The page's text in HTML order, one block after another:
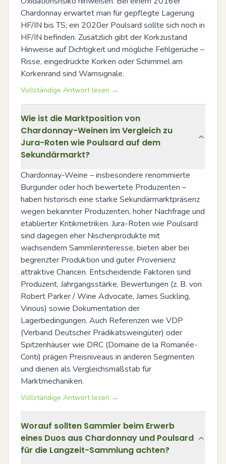
Chardonnay erwartet man für gepflegte Lagerung
HF/IN bis TS; ein 2020er Poulsard sollte sich noch in
HF/IN befinden. Zusätzlich gibt der Korkzustand
Hinweise auf Dichtigkeit und mögliche Fehlgerüche –
Risse, eingedrückte Korken oder Schimmel am
Korkenrand sind Warnsignale.
Vollständige Antwort lesen →
Wie ist die Marktposition von
Chardonnay-Weinen im Vergleich zu
Jura-Roten wie Poulsard auf dem
Sekundärmarkt?
Chardonnay-Weine – insbesondere renommierte
Burgunder oder hoch bewertete Produzenten –
haben historisch eine starke Sekundärmarktpräsenz
wegen bekannter Produzenten, hoher Nachfrage und
etablierter Kritikmetriken. Jura-Roten wie Poulsard
sind dagegen eher Nischenprodukte mit
wachsendem Sammlerinteresse, bieten aber bei
begrenzter Produktion und guter Provenienz
attraktive Chancen. Entscheidende Faktoren sind
Produzent, Jahrgangsstärke, Bewertungen (z. B. von
Robert Parker / Wine Advocate, James Suckling,
Vinous) sowie Dokumentation der
Lagerbedingungen. Auch Referenzen wie VDP
(Verband Deutscher Prädikatsweingüter) oder
Spitzenhäuser wie DRC (Domaine de la Romanée-
Conti) prägen Preisniveaus in anderen Segmenten
und dienen als Vergleichsmaßstab für
Marktmechaniken.
Vollständige Antwort lesen →
Worauf sollten Sammler beim Erwerb
eines Duos aus Chardonnay und Poulsard
für die Langzeit-Sammlung achten?